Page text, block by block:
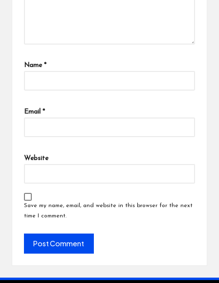
Name *
Email *
Website
Save my name, email, and website in this browser for the next
time I comment.